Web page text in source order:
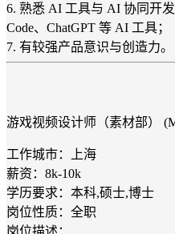
6. 熟悉 AI 工具与 AI 协同开
Code、ChatGPT 等 AI 工具；
7. 有较强产品意识与创造力。
游戏视频设计师（素材部）
工作城市：上海
薪资：8k-10k
学历要求：本科,硕士,博士
岗位性质：全职
岗位描述：